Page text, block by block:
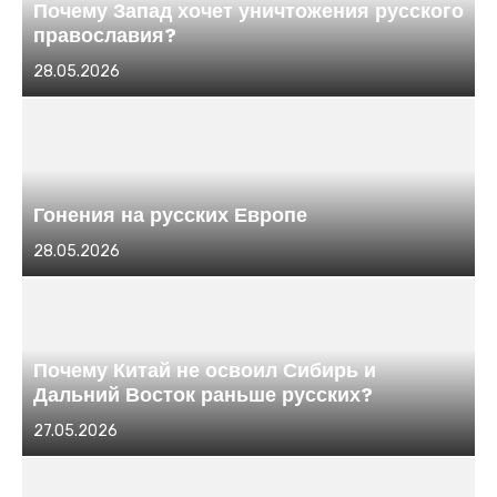
Почему Запад хочет уничтожения русского
православия?
Размещено
в
28.05.2026
Гонения на русских Европе
Размещено
в
28.05.2026
Почему Китай не освоил Сибирь и
Дальний Восток раньше русских?
Размещено
в
27.05.2026